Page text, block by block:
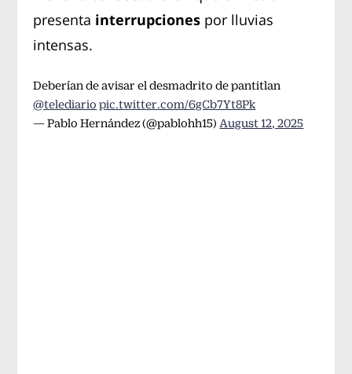
presenta interrupciones por lluvias
intensas.
Deberían de avisar el desmadrito de pantitlan
@telediario pic.twitter.com/6gCb7Yt8Pk
— Pablo Hernández (@pablohh15) August 12, 2025